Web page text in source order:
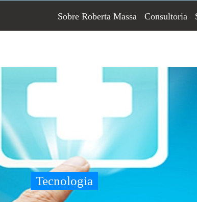
Sobre Roberta Massa Consultoria
Tecnologia